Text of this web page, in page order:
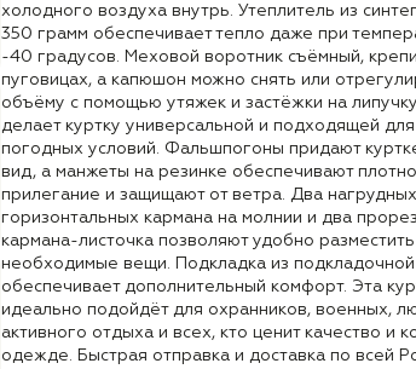
холодного воздуха внутрь. Утеплитель из
350 грамм обеспечивает тепло даже при
-40 градусов. Меховой воротник съёмный,
пуговицах, а капюшон можно снять или
объёму с помощью утяжек и застёжки на
делает куртку универсальной и подходящей
погодных условий. Фальшпогоны придают
вид, а манжеты на резинке обеспечивают
прилегание и защищают от ветра. Два нагрудных
горизонтальных кармана на молнии и два
кармана-листочка позволяют удобно разместить
необходимые вещи. Подкладка из подкладочной
обеспечивает дополнительный комфорт. Эта
идеально подойдёт для охранников, военных,
активного отдыха и всех, кто ценит качество и
одежде. Быстрая отправка и доставка по всей